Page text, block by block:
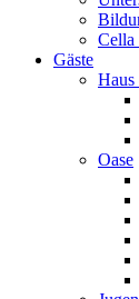
Cella
Gäste
Haus
Oase